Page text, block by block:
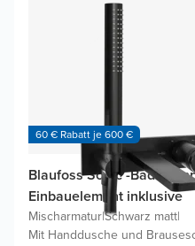
60 € Rabatt je 600 €
Blaufoss Sonic -
Einbauelement inklusive
Mischarmatur|Schwarz matt|
Mit Handdusche und